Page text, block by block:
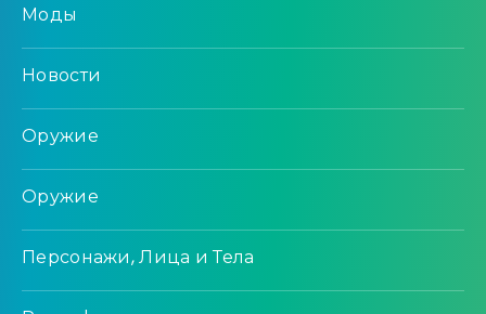
Моды
Новости
Оружие
Оружие
Персонажи, Лица и Тела